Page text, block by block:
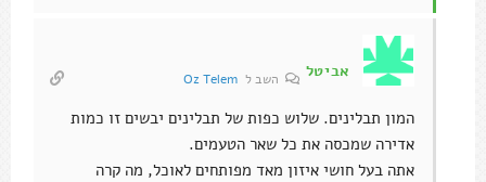
אביטל השב לOz Telem
המון תבלינים. שלוש כפות של תבלינים יבשים זו כמות
אדירה שמכסה את כל שאר הטעמים.
אתה בעל חושי איזון מאד מפותחים לאוכל, מה קרה